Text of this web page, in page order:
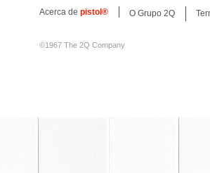
Acerca de pistol ® O Grupo 2Q
©1967 The 2Q Company